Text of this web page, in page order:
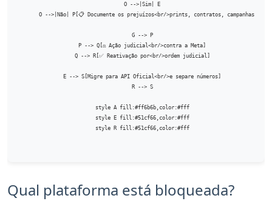
    O -->|Sim| E
    O -->|Não| P[📋 Documente os prejuízos<br/>prints, contratos, campanhas]
    G --> P
    P --> Q[⚖️ Ação judicial<br/>contra a Meta]
    Q --> R[✅ Reativação por<br/>ordem judicial]
    E --> S[Migre para API Oficial<br/>e separe números]
    R --> S
    style A fill:#ff6b6b,color:#fff
    style E fill:#51cf66,color:#fff
    style R fill:#51cf66,color:#fff
Qual plataforma está bloqueada?